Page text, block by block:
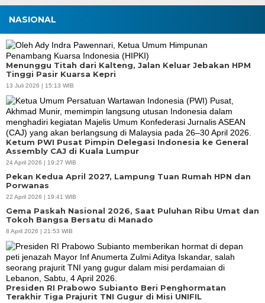
NASIONAL
Menunggu Titah dari Kalteng, Jalan Keluar Jebakan HPM
Tinggi Pasir Kuarsa Kepri
13 Juli 2026 | 15:13 WIB
Ketum PWI Pusat Pimpin Delegasi Indonesia ke General
Assembly CAJ di Kuala Lumpur
24 April 2026 | 19:27 WIB
Pekan Kedua April 2027, Lampung Tuan Rumah HPN dan
Porwanas
22 April 2026 | 19:41 WIB
Gema Paskah Nasional 2026, Saat Puluhan Ribu Umat dan
Tokoh Bangsa Bersatu di Manado
8 April 2026 | 21:53 WIB
Presiden RI Prabowo Subianto Beri Penghormatan
Terakhir Tiga Prajurit TNI Gugur di Misi UNIFIL